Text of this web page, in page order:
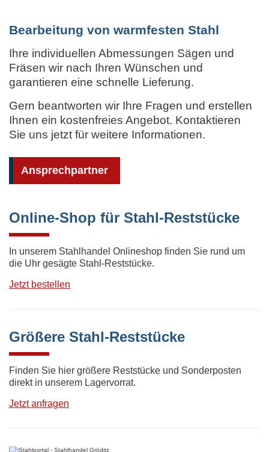
Bearbeitung von warmfesten Stahl
Ihre individuellen Abmessungen Sägen und
Fräsen wir nach Ihren Wünschen und
garantieren eine schnelle Lieferung.
Gern beantworten wir Ihre Fragen und erstellen
Ihnen ein kostenfreies Angebot. Kontaktieren
Sie uns jetzt für weitere Informationen.
Ansprechpartner
Online-Shop für Stahl-Reststücke
In unserem Stahlhandel Onlineshop finden Sie rund um
die Uhr gesägte Stahl-Reststücke.
Jetzt bestellen
Größere Stahl-Reststücke
Finden Sie hier größere Reststücke und Sonderposten
direkt in unserem Lagervorrat.
Jetzt anfragen